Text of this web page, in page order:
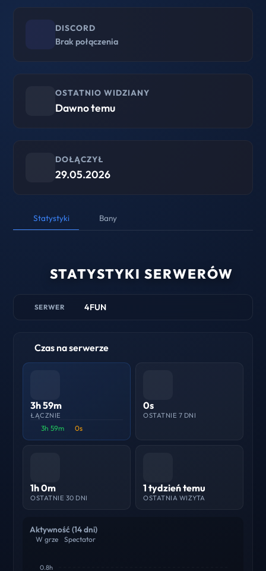
DISCORD
Brak połączenia
OSTATNIO WIDZIANY
Dawno temu
DOŁĄCZYŁ
29.05.2026
Statystyki Bany
STATYSTYKI SERWERÓW
SERWER 4FUN
Czas na serwerze
3h 59m
ŁĄCZNIE
3h 59m 0s
0s
OSTATNIE 7 DNI
1h 0m
OSTATNIE 30 DNI
1 tydzień temu
OSTATNIA WIZYTA
Aktywność (14 dni)
W grze Spectator
0.8h